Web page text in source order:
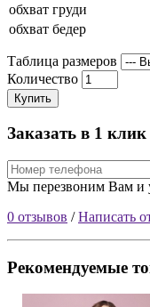
обхват груди
обхват бедер
Таблица размеров
Количество
Купить
Заказать в 1 клик
Мы перезвоним Вам и
0 отзывов /Написать
Рекомендуемые